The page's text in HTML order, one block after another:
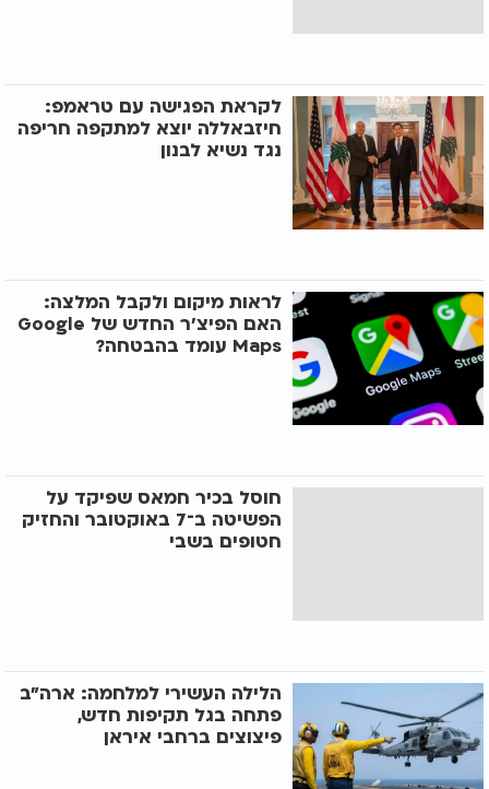
לקראת הפגישה עם טראמפ:
חיזבאללה יוצא למתקפה חריפה
נגד נשיא לבנון
לראות מיקום ולקבל המלצה:
האם הפיצ'ר החדש של Google
Maps עומד בהבטחה?
חוסל בכיר חמאס שפיקד על
הפשיטה ב־7 באוקטובר והחזיק
חטופים בשבי
הלילה העשירי למלחמה: ארה"ב
פתחה בגל תקיפות חדש,
פיצוצים ברחבי איראן